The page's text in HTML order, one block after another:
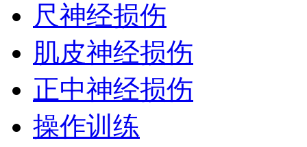
尺神经损伤
肌皮神经损伤
正中神经损伤
操作训练